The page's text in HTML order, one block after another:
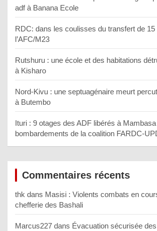
adf à Banana Ecole
RDC: dans les coulisses du transfert de 15
l’AFC/M23
Rutshuru : une école et des habitations
à Kisharo
Nord-Kivu : une septuagénaire meurt
à Butembo
Ituri : 9 otages des ADF libérés à
bombardements de la coalition FARDC-
Commentaires récents
thk dans Masisi : Violents combats en
chefferie des Bashali
Marcus227 dans Évacuation sécurisée